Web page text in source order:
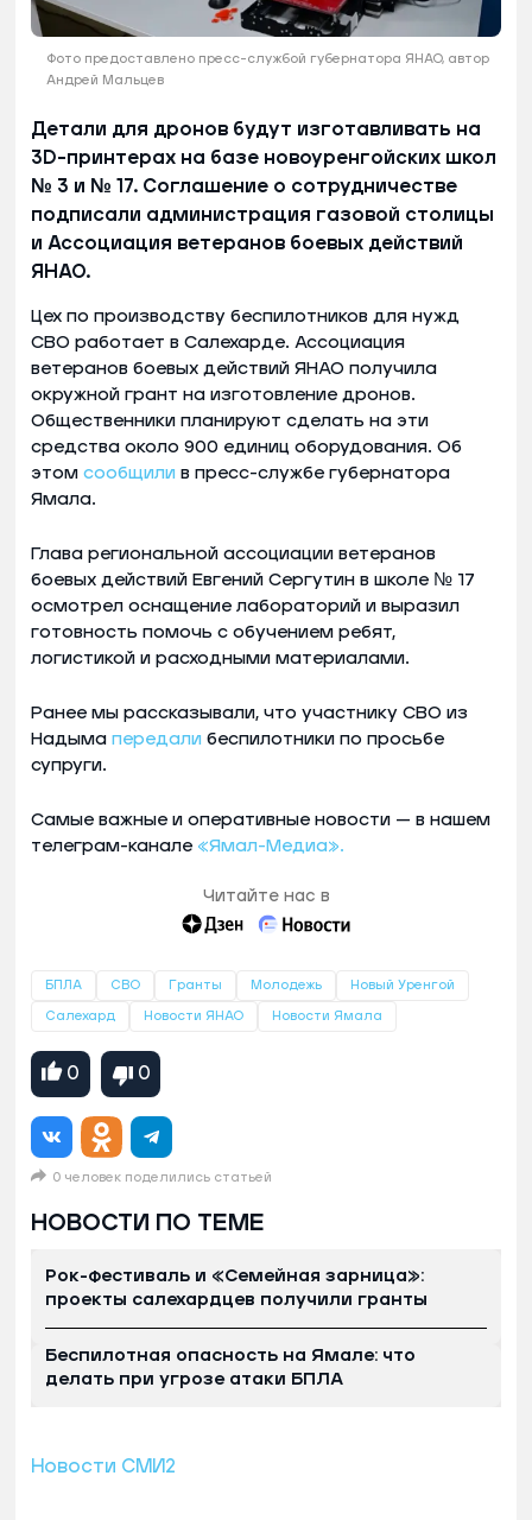
Фото предоставлено пресс-службой губернатора ЯНАО, автор
Андрей Мальцев
Детали для дронов будут изготавливать на
3D-принтерах на базе новоуренгойских школ
№ 3 и № 17. Соглашение о сотрудничестве
подписали администрация газовой столицы
и Ассоциация ветеранов боевых действий
ЯНАО.
Цех по производству беспилотников для нужд
СВО работает в Салехарде. Ассоциация
ветеранов боевых действий ЯНАО получила
окружной грант на изготовление дронов.
Общественники планируют сделать на эти
средства около 900 единиц оборудования. Об
этом сообщили в пресс-службе губернатора
Ямала.
Глава региональной ассоциации ветеранов
боевых действий Евгений Сергутин в школе № 17
осмотрел оснащение лабораторий и выразил
готовность помочь с обучением ребят,
логистикой и расходными материалами.
Ранее мы рассказывали, что участнику СВО из
Надыма передали беспилотники по просьбе
супруги.
Самые важные и оперативные новости — в нашем
телеграм-канале «Ямал-Медиа».
Читайте нас в
БПЛА СВО Гранты Молодежь Новый Уренгой
Салехард Новости ЯНАО Новости Ямала
0 0
0 человек поделились статьей
НОВОСТИ ПО ТЕМЕ
Рок-фестиваль и «Семейная зарница»:
проекты салехардцев получили гранты
Беспилотная опасность на Ямале: что
делать при угрозе атаки БПЛА
Новости СМИ2